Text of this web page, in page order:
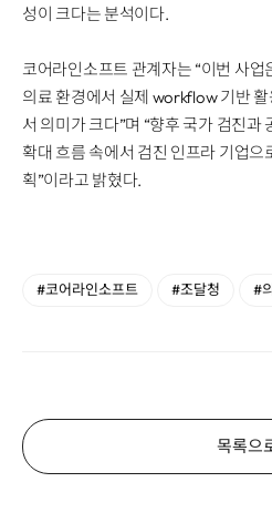
성이 크다는 분석이다.
코어라인소프트 관계자는 “이번 사업
의료 환경에서 실제 workflow 기반
서 의미가 크다”며 “향후 국가 검진과
확대 흐름 속에서 검진 인프라 기업으
획”이라고 밝혔다.
#코어라인소프트 #조달청 #
목록으